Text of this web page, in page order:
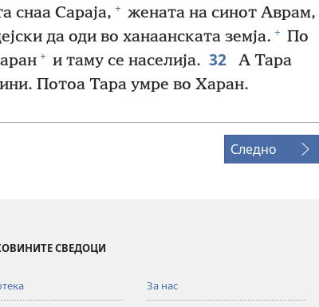
снаа Сараја, + жената на синот Аврам,
да оди во ханаанската земја. + По
+ и таму се населија. 32
А Тара
Потоа Тара умре во Харан.
Следно
СВЕДОЦИ
За нас